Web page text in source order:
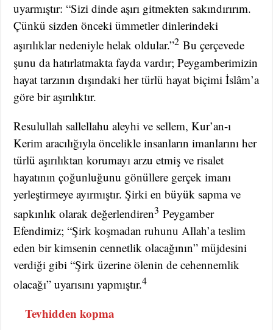
uyarmıştır: “Sizi dinde aşırı gitmekten sakındırırım.
Çünkü sizden önceki ümmetler dinlerindeki
aşırılıklar nedeniyle helak oldular.”2 Bu çerçevede
şunu da hatırlatmakta fayda vardır; Peygamberimizin
hayat tarzının dışındaki her türlü hayat biçimi İslâm’a
göre bir aşırılıktır.
Resulullah sallellahu aleyhi ve sellem, Kur’an-ı
Kerim aracılığıyla öncelikle insanların imanlarını her
türlü aşırılıktan korumayı arzu etmiş ve risalet
hayatının çoğunluğunu gönüllere gerçek imanı
yerleştirmeye ayırmıştır. Şirki en büyük sapma ve
sapkınlık olarak değerlendiren3 Peygamber
Efendimiz; “Şirk koşmadan ruhunu Allah’a teslim
eden bir kimsenin cennetlik olacağının” müjdesini
verdiği gibi “Şirk üzerine ölenin de cehennemlik
olacağı” uyarısını yapmıştır.4
Tevhidden kopma